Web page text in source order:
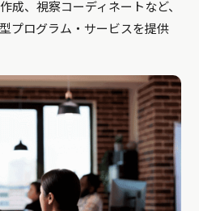
成、視察コーディネートなど、
プログラム・サービスを提供